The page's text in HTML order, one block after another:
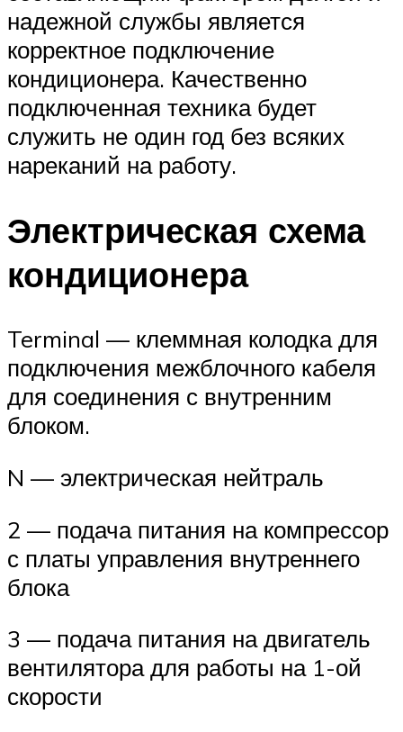
надежной службы является
корректное подключение
кондиционера. Качественно
подключенная техника будет
служить не один год без всяких
нареканий на работу.
Электрическая схема
кондиционера
Terminal — клеммная колодка для
подключения межблочного кабеля
для соединения с внутренним
блоком.
N — электрическая нейтраль
2 — подача питания на компрессор
с платы управления внутреннего
блока
3 — подача питания на двигатель
вентилятора для работы на 1-ой
скорости